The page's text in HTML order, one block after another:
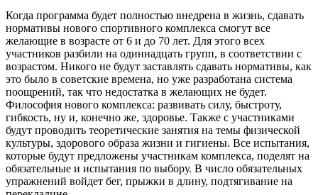
Когда программа будет полностью внедрена в жизнь, сдавать
нормативы нового спортивного комплекса смогут все
желающие в возрасте от 6 и до 70 лет. Для этого всех
участников разбили на одиннадцать групп, в соответствии с
возрастом. Никого не будут заставлять сдавать нормативы, как
это было в советские времена, но уже разработана система
поощрений, так что недостатка в желающих не будет.
Философия нового комплекса: развивать силу, быстроту,
гибкость, ну и, конечно же, здоровье. Также с участниками
будут проводить теоретические занятия на темы физической
культуры, здорового образа жизни и гигиены. Все испытания,
которые будут предложены участникам комплекса, поделят на
обязательные и испытания по выбору. В число обязательных
упражнений войдет бег, прыжки в длину, подтягивание на